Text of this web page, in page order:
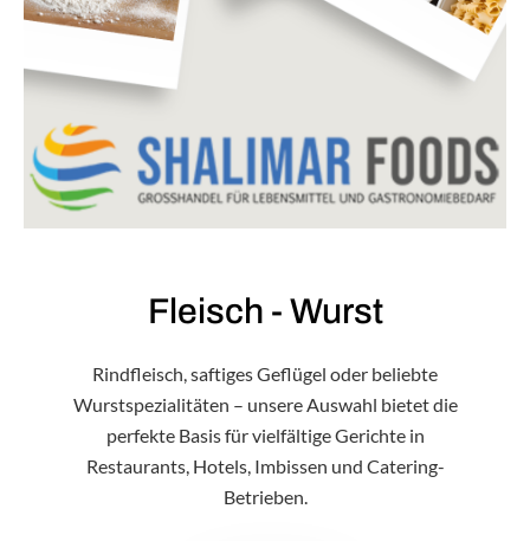
Fleisch - Wurst
Rindfleisch, saftiges Geflügel oder beliebte
Wurstspezialitäten – unsere Auswahl bietet die
perfekte Basis für vielfältige Gerichte in
Restaurants, Hotels, Imbissen und Catering-
Betrieben.